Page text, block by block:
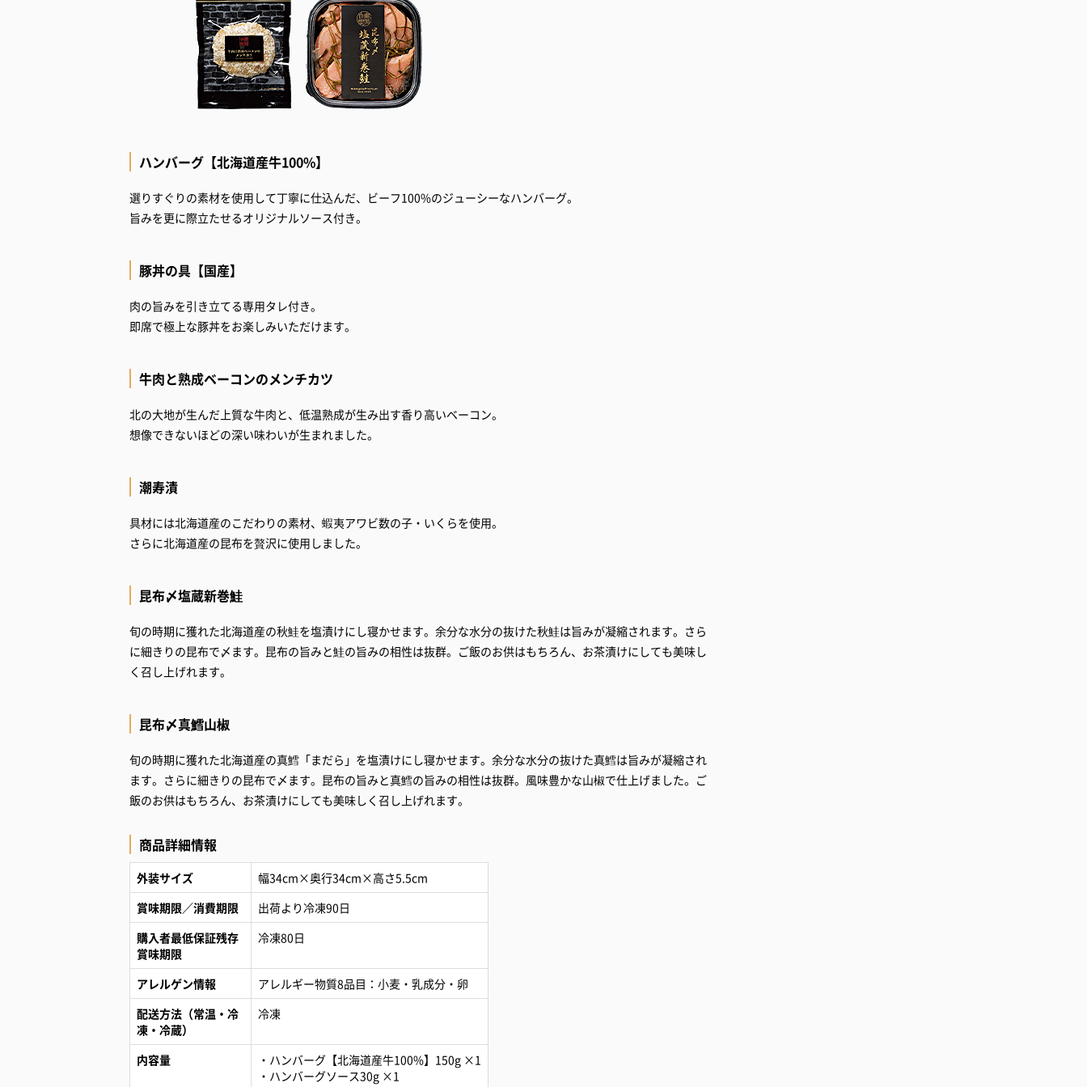
ハンバーグ【北海道産牛100%】
選りすぐりの素材を使用して丁寧に仕込んだ、ビーフ100%のジューシーなハンバーグ。
旨みを更に際立たせるオリジナルソース付き。
豚丼の具【国産】
肉の旨みを引き立てる専用タレ付き。
即席で極上な豚丼をお楽しみいただけます。
牛肉と熟成ベーコンのメンチカツ
北の大地が生んだ上質な牛肉と、低温熟成が生み出す香り高いベーコン。
想像できないほどの深い味わいが生まれました。
潮寿漬
具材には北海道産のこだわりの素材、蝦夷アワビ数の子・いくらを使用。
さらに北海道産の昆布を贅沢に使用しました。
昆布〆塩蔵新巻鮭
旬の時期に獲れた北海道産の秋鮭を塩漬けにし寝かせます。余分な水分の抜けた秋鮭は旨みが凝縮されます。さら
に細きりの昆布で〆ます。昆布の旨みと鮭の旨みの相性は抜群。ご飯のお供はもちろん、お茶漬けにしても美味し
く召し上げれます。
昆布〆真鱈山椒
旬の時期に獲れた北海道産の真鱈「まだら」を塩漬けにし寝かせます。余分な水分の抜けた真鱈は旨みが凝縮され
ます。さらに細きりの昆布で〆ます。昆布の旨みと真鱈の旨みの相性は抜群。風味豊かな山椒で仕上げました。ご
飯のお供はもちろん、お茶漬けにしても美味しく召し上げれます。
商品詳細情報
外装サイズ
幅34cm×奥行34cm×高さ5.5cm
賞味期限／消費期限
出荷より冷凍90日
購入者最低保証残存
賞味期限
冷凍80日
アレルゲン情報
アレルギー物質8品目：小麦・乳成分・卵
配送方法（常温・冷
凍・冷蔵）
冷凍
内容量
・ハンバーグ【北海道産牛100%】150g ×1
・ハンバーグソース30g ×1